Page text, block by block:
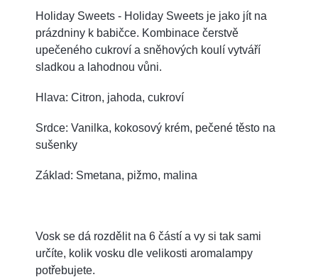
Holiday Sweets - Holiday Sweets je jako jít na
prázdniny k babičce. Kombinace čerstvě
upečeného cukroví a sněhových koulí vytváří
sladkou a lahodnou vůni.
Hlava: Citron, jahoda, cukroví
Srdce: Vanilka, kokosový krém, pečené těsto na
sušenky
Základ: Smetana, pižmo, malina
Vosk se dá rozdělit na 6 částí a vy si tak sami
určíte, kolik vosku dle velikosti aromalampy
potřebujete.